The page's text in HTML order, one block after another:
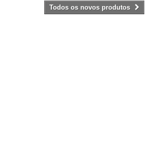
Todos os novos produtos